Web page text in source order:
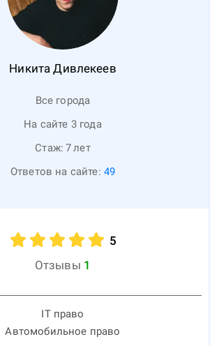
Никита Дивлекеев
Все города
На сайте 3 года
Стаж: 7лет
Ответов на сайте: 49
5
Отзывы 1
IT право
Автомобильное право